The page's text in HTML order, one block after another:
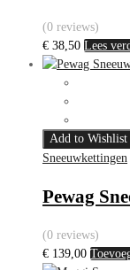
(0 reviews)
€ 38,50 Lees
Add to Wishlist
Sneeuwkettingen
Pewag
(0 reviews)
€ 139,00